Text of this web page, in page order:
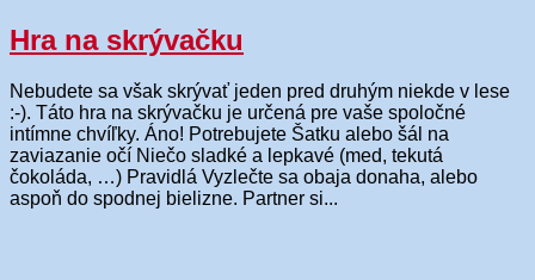
Hra na skrývačku
Nebudete sa však skrývať jeden pred druhým niekde v lese
:-). Táto hra na skrývačku je určená pre vaše spoločné
intímne chvíľky. Áno! Potrebujete Šatku alebo šál na
zaviazanie očí Niečo sladké a lepkavé (med, tekutá
čokoláda, …) Pravidlá Vyzlečte sa obaja donaha, alebo
aspoň do spodnej bielizne. Partner si...